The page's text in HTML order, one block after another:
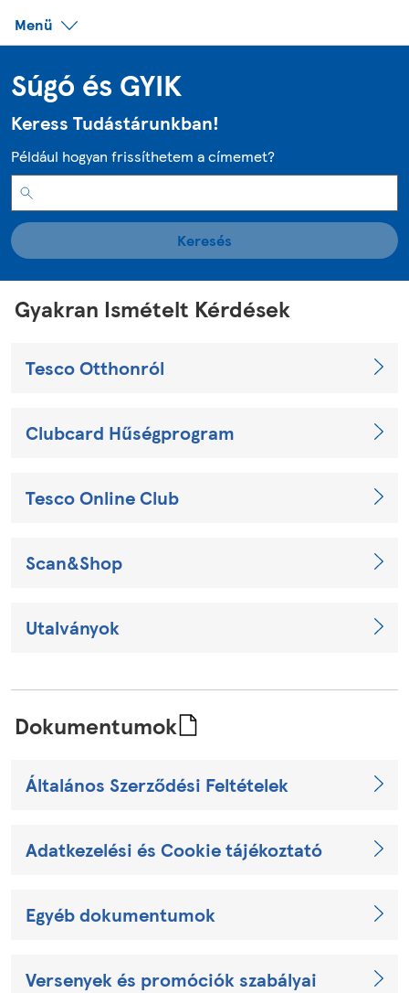
Menü
Súgó és GYIK
Keress Tudástárunkban!
Például hogyan frissíthetem a címemet?
Keresés
Gyakran Ismételt Kérdések
Tesco Otthonról
Clubcard Hűségprogram
Tesco Online Club
Scan&Shop
Utalványok
Dokumentumok
Általános Szerződési Feltételek
Adatkezelési és Cookie tájékoztató
Egyéb dokumentumok
Versenyek és promóciók szabályai